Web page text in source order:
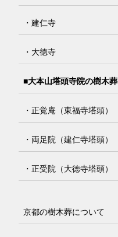
・建仁寺
・大徳寺
■大本山塔頭寺院の樹木葬
・正覚庵（東福寺塔頭）
・両足院（建仁寺塔頭）
・正受院（大徳寺塔頭）
京都の樹木葬について